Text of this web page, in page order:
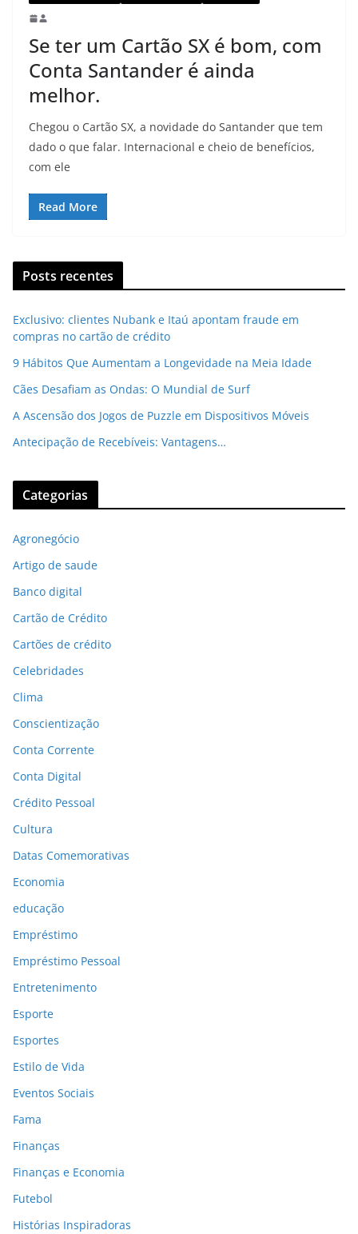
Se ter um Cartão SX é bom, com
Conta Santander é ainda
melhor.
Chegou o Cartão SX, a novidade do Santander que tem
dado o que falar. Internacional e cheio de benefícios,
com ele
Read More
Posts recentes
Exclusivo: clientes Nubank e Itaú apontam fraude em
compras no cartão de crédito
9 Hábitos Que Aumentam a Longevidade na Meia Idade
Cães Desafiam as Ondas: O Mundial de Surf
A Ascensão dos Jogos de Puzzle em Dispositivos Móveis
Antecipação de Recebíveis: Vantagens…
Categorias
Agronegócio
Artigo de saude
Banco digital
Cartão de Crédito
Cartões de crédito
Celebridades
Clima
Conscientização
Conta Corrente
Conta Digital
Crédito Pessoal
Cultura
Datas Comemorativas
Economia
educação
Empréstimo
Empréstimo Pessoal
Entretenimento
Esporte
Esportes
Estilo de Vida
Eventos Sociais
Fama
Finanças
Finanças e Economia
Futebol
Histórias Inspiradoras